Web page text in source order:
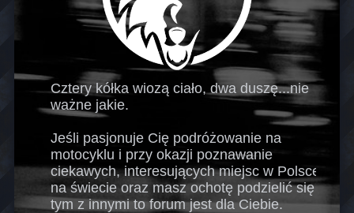
Cztery kółka wiozą ciało, dwa duszę...nie
ważne jakie.
Jeśli pasjonuje Cię podróżowanie na
motocyklu i przy okazji poznawanie
ciekawych, interesujących miejsc w Polsce i
na świecie oraz masz ochotę podzielić się
tym z innymi to forum jest dla Ciebie.